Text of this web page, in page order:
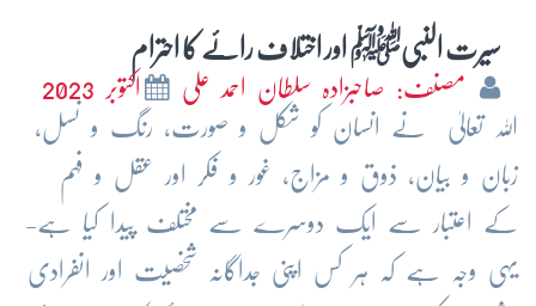
سیرت النبیﷺ اور اختلاف رائے کا احترام
مصنف: صاحبزادہ سلطان احمد علی
اکتوبر 2023
اللہ تعالیٰ نے انسان کو شکل و صورت، رنگ و نسل،
زبان و بیان، ذوق و مزاج، غور و فکر اور عقل و فہم
کے اعتبار سے ایک دوسرے سے مختلف پیدا کیا ہے-
یہی وجہ ہے کہ ہر کس اپنی جداگانہ شخصیت اور انفرادی